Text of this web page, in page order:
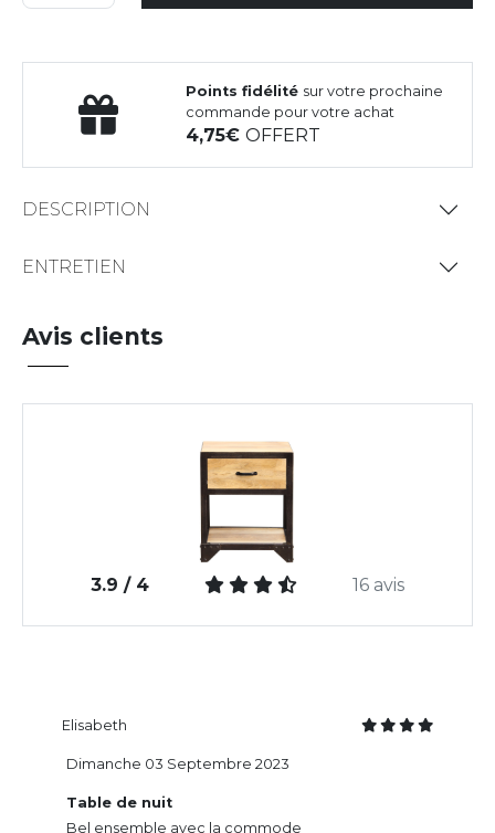
Points fidélité sur votre prochaine
commande pour votre achat
4,75OFFERT
DESCRIPTION
ENTRETIEN
Avis clients
3.9 / 4 16 avis
Elisabeth
Table de nuit
Bel ensemble avec la commode
Dimanche 03 Septembre 2023